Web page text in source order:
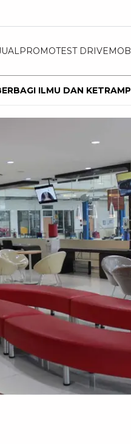
PROMOTEST DRIVE
ILMU DAN